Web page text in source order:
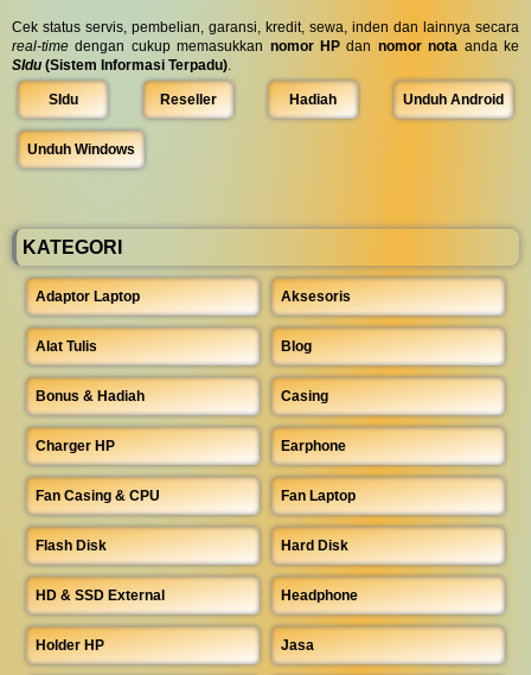
Cek status servis, pembelian, garansi, kredit, sewa, inden dan lainnya secara
real-time dengan cukup memasukkan nomor HP dan nomor nota anda ke
SIdu (Sistem Informasi Terpadu).
SIdu Reseller Hadiah Unduh Android
Unduh Windows
KATEGORI
Adaptor Laptop Aksesoris
Alat Tulis Blog
Bonus & Hadiah Casing
Charger HP Earphone
Fan Casing & CPU Fan Laptop
Flash Disk Hard Disk
HD & SSD External Headphone
Holder HP Jasa